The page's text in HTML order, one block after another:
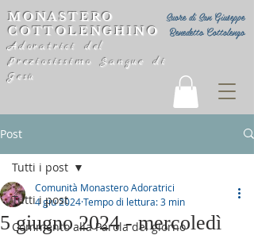
Suore di San Giuseppe
Benedetto Cottolengo
MONASTERO
COTTOLENGHINO
Adoratrici del
Preziosissimo Sangue di
Gesù
Post
Tutti i post
Commento alla Parola del giorno
Tutti i post
5 giugno 2024 - mercoledì
Comunità Monastero Adoratrici
4 giu 2024Tempo di lettura: 3 min